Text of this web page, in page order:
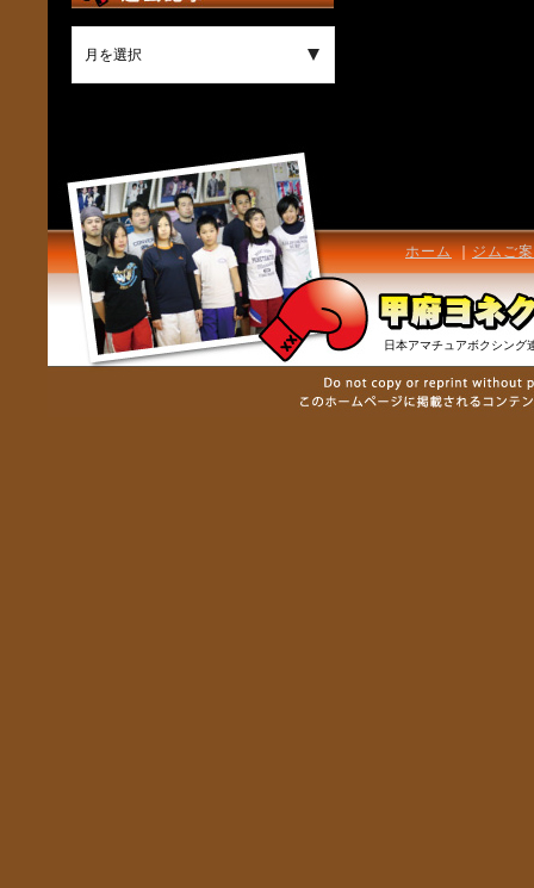
ホーム｜ジムご
日本アマチュアボクシング